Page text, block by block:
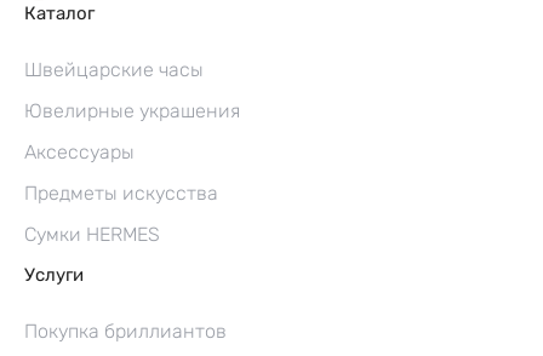
Каталог
Швейцарские часы
Ювелирные украшения
Аксессуары
Предметы искусства
Сумки HERMES
Услуги
Покупка бриллиантов